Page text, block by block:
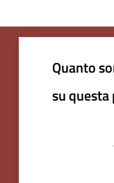
Quanto
su questa